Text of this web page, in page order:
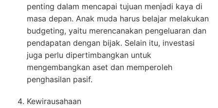
penting dalam mencapai tujuan menjadi kaya di
masa depan. Anak muda harus belajar melakukan
budgeting, yaitu merencanakan pengeluaran dan
pendapatan dengan bijak. Selain itu, investasi
juga perlu dipertimbangkan untuk
mengembangkan aset dan memperoleh
penghasilan pasif.
Kewirausahaan